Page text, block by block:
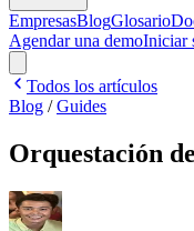
EmpresasBlogGlosario
Agendar una demoIniciar
Todos los artículos
Blog /Guides
Orquestación